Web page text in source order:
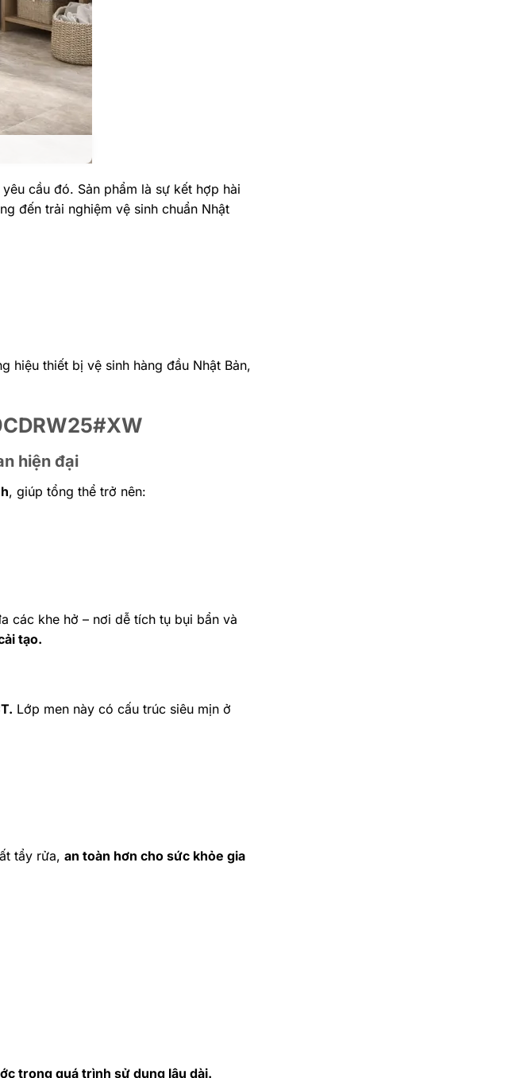
cầu đó. Sản phẩm là sự kết hợp hài
đến trải nghiệm vệ sinh chuẩn Nhật
hiệu thiết bị vệ sinh hàng đầu Nhật Bản,
hiện đại
, giúp tổng thể trở nên:
các khe hở – nơi dễ tích tụ bụi bẩn và
tạo.
Lớp men này có cấu trúc siêu mịn ở
tẩy rửa, an toàn hơn cho sức khỏe gia
trong quá trình sử dụng lâu dài.